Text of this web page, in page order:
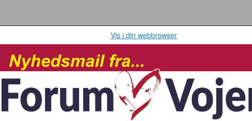
Vis i din webbrowser